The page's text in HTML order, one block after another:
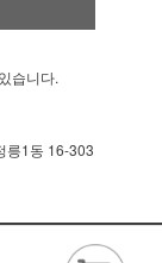
습니다.
릉1동 16-303